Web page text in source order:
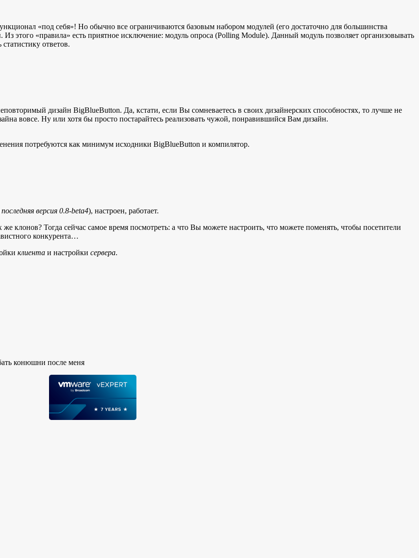
«под себя»! Но обычно все ограничиваются базовым набором модулей (его достаточно для большинства
этого «правила» есть приятное исключение: модуль опроса (Polling Module). Данный модуль позволяет организовывать
ответов.
дизайн BigBlueButton. Да, кстати, если Вы сомневаетесь в своих дизайнерских способностях, то лучше не
вовсе. Ну или хотя бы просто постарайтесь реализовать чужой, понравившийся Вам дизайн.
потребуются как минимум исходники BigBlueButton и компилятор.
версия 0.8-beta4), настроен, работает.
клонов? Тогда сейчас самое время посмотреть: а что Вы можете настроить, что можете поменять, чтобы посетители
конкурента…
клиента и настройки сервера.
конюшни после меня